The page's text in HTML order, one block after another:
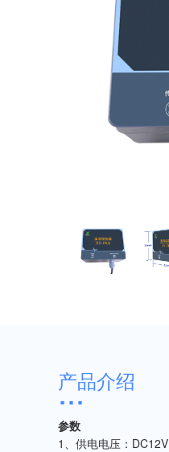
产品介绍
参数
1、供电电压：DC12V